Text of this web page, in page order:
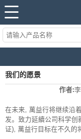
我们的愿景
作者:
在未来, 萬益行将继续沿
发。致力延續公司科学创
证), 萬益行目标在不久的